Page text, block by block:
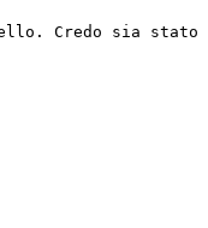
Credo sia stato